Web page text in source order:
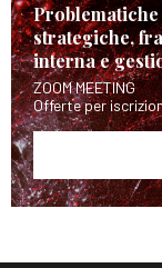
strategiche,
interna e
ZOOM MEETING
Offerte per